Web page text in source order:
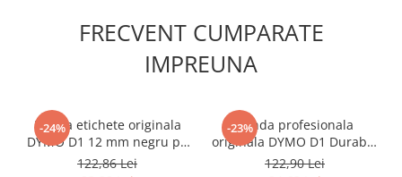
FRECVENT CUMPARATE
IMPREUNA
-24%
Banda etichete originala
DYMO D1 12 mm negru pe
rosu pentru avertizare,
122,86 Lei
-23%
Banda profesionala
originala DYMO D1 Durable
12 mm negru pe alb pentru
122,90 Lei